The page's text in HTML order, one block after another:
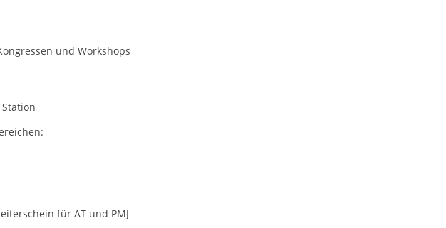
und Workshops
für AT und PMJ